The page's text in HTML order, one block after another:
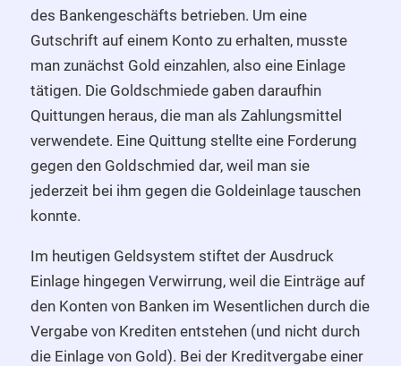
des Bankengeschäfts betrieben. Um eine
Gutschrift auf einem Konto zu erhalten, musste
man zunächst Gold einzahlen, also eine Einlage
tätigen. Die Goldschmiede gaben daraufhin
Quittungen heraus, die man als Zahlungsmittel
verwendete. Eine Quittung stellte eine Forderung
gegen den Goldschmied dar, weil man sie
jederzeit bei ihm gegen die Goldeinlage tauschen
konnte.
Im heutigen Geldsystem stiftet der Ausdruck
Einlage hingegen Verwirrung, weil die Einträge auf
den Konten von Banken im Wesentlichen durch die
Vergabe von Krediten entstehen (und nicht durch
die Einlage von Gold). Bei der Kreditvergabe einer